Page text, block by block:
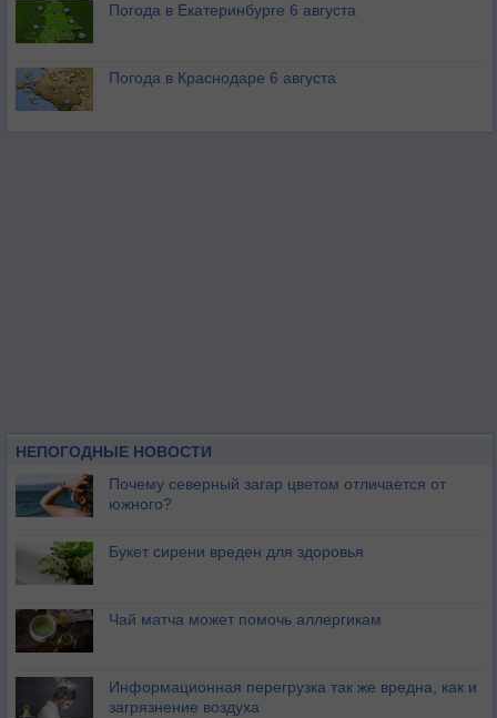
Погода в Екатеринбурге 6 августа
Погода в Краснодаре 6 августа
НЕПОГОДНЫЕ НОВОСТИ
Почему северный загар цветом отличается от
южного?
Букет сирени вреден для здоровья
Чай матча может помочь аллергикам
Информационная перегрузка так же вредна, как и
загрязнение воздуха